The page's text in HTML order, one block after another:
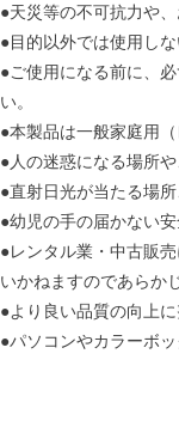
●天災等の不可抗力や
●目的以外では使用しな
●ご使用になる前に、
い。
●本製品は一般家庭用
●人の迷惑になる場所
●直射日光が当たる場
●幼児の手の届かない
●レンタル業・中古販
いかねますのであらか
●より良い品質の向上
●パソコンやカラーボ